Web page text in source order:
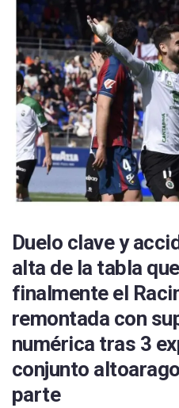
Duelo clave y
alta de la tabla
finalmente el
remontada con
numérica tras 3
conjunto
parte